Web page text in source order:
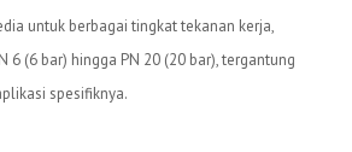
untuk berbagai tingkat tekanan kerja,
6 (6 bar) hingga PN 20 (20 bar), tergantung
spesifiknya.